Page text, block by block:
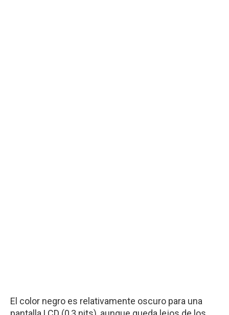
El color negro es relativamente oscuro para una